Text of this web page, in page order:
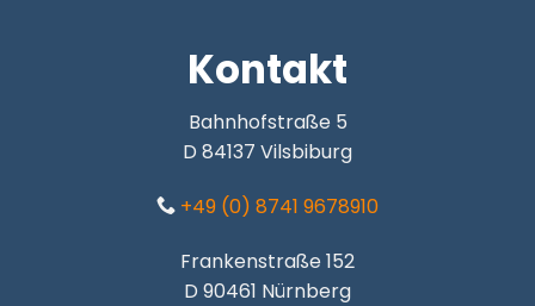
Kontakt
Bahnhofstraße 5
D 84137 Vilsbiburg
+49 (0) 8741 9678910
Frankenstraße 152
D 90461 Nürnberg